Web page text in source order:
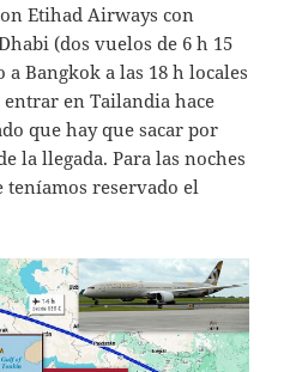
Etihad Airways con
(dos vuelos de 6 h 15
Bangkok a las 18 h locales
entrar en Tailandia hace
que hay que sacar por
la llegada. Para las noches
teníamos reservado el